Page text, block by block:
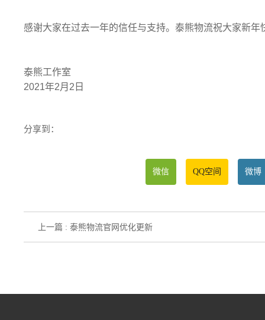
感谢大家在过去一年的信任与支持。泰熊物流祝大家新年
泰熊工作室
2021年2月2日
分享到：
微信 QQ空间 微博
上一篇 : 泰熊物流官网优化更新